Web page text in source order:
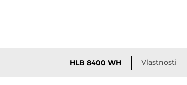
HLB 8400 WH Vlastnosti